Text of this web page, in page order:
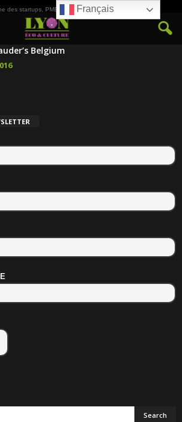
des startups, PME, ETI et de la Culture
Belgium
Français